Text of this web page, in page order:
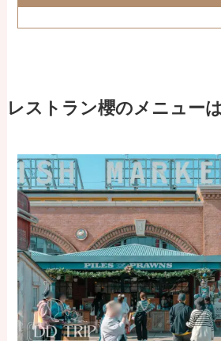
レストラン櫻のメニュー